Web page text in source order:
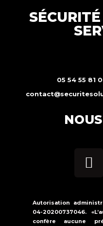
05 54 55 81
Autorisation
04-20200737046.
confère aucune